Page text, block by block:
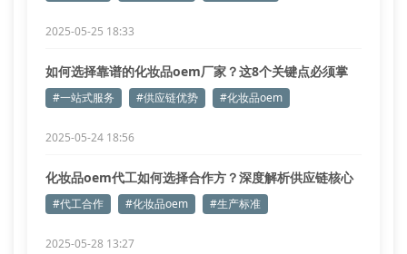
2025-05-25 18:33
如何选择靠谱的化妆品oem厂家？这8个关键点必须掌
握！
#一站式服务 #供应链优势 #化妆品oem
2025-05-24 18:56
化妆品oem代工如何选择合作方？深度解析供应链核心
要素
#代工合作 #化妆品oem #生产标准
2025-05-28 13:27